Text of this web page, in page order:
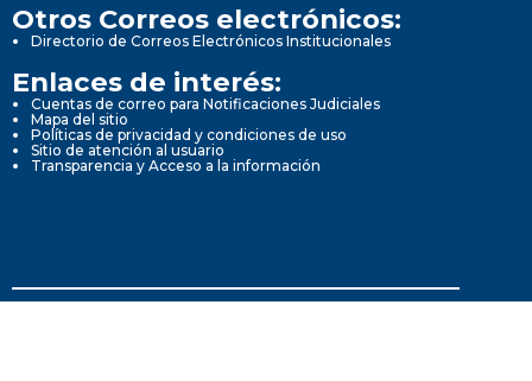
Otros Correos electrónicos:
Directorio de Correos Electrónicos Institucionales
Enlaces de interés:
Cuentas de correo para Notificaciones Judiciales
Mapa del sitio
Políticas de privacidad y condiciones de uso
Sitio de atención al usuario
Transparencia y Acceso a la información